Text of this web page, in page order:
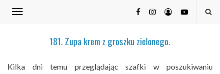
181. Zupa krem z groszku zielonego.
Kilka dni temu przeglądając szafki w poszukiwaniu